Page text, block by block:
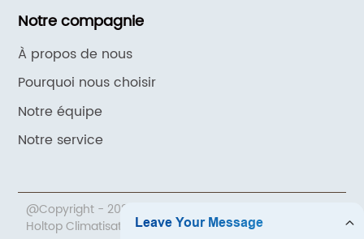
Notre compagnie
À propos de nous
Pourquoi nous choisir
Notre équipe
Notre service
@Copyright - 2020-2023 : Tous droits réservés.Beijing
Holtop Climatisation Co., Ltd.